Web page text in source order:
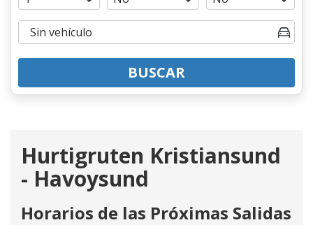
BUSCAR
Hurtigruten Kristiansund
- Havoysund
Horarios de las Próximas Salidas